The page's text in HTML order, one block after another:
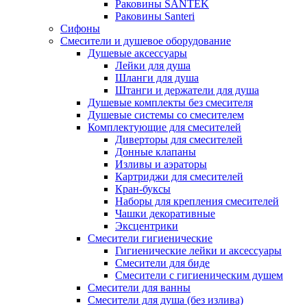
Раковины SANTEK
Раковины Santeri
Сифоны
Смесители и душевое оборудование
Душевые аксессуары
Лейки для душа
Шланги для душа
Штанги и держатели для душа
Душевые комплекты без смесителя
Душевые системы со смесителем
Комплектующие для смесителей
Диверторы для смесителей
Донные клапаны
Изливы и аэраторы
Картриджи для смесителей
Кран-буксы
Наборы для крепления смесителей
Чашки декоративные
Эксцентрики
Смесители гигиенические
Гигиенические лейки и аксессуары
Смесители для биде
Смесители с гигиеническим душем
Смесители для ванны
Смесители для душа (без излива)